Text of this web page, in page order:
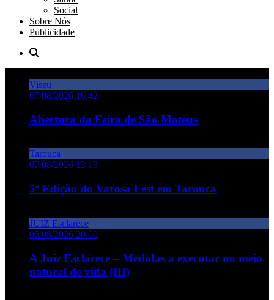
Social
Sobre Nós
Publicidade
Viseu
07/08/2026 16:42
Abertura da Feira de São Mateus
Tarouca
07/08/2026 13:13
5ª Edição do Varosa Fest em Tarouca
JUIZ Esclarece
06/08/2026 20:00
A Juiz Esclarece – Medidas a executar no meio
natural de vida (III)